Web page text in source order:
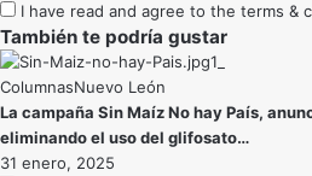
I have read and agree to the terms &
También te podría gustar
Nuevo León
La campaña Sin Maíz No hay País,
eliminando el uso del glifosato…
31 enero, 2025